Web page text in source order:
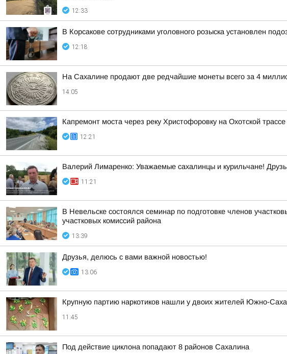
12:33
В Корсакове сотрудниками уголовного розыска установлен
12:18
На Сахалине продают две редчайшие монеты всего за 4
14:05
Капремонт моста через реку Христофоровку на Охотской
12:21
Валерий Лимаренко: Уважаемые сахалинцы и курильчане!
11:21
В Невельске состоялся семинар по подготовке членов
участковых комиссий района
13:39
Друзья, делюсь с вами важной новостью!
13:06
Крупную партию наркотиков нашли у двоих жителей Южно-
11:45
Под действие циклона попадают 8 районов Сахалина